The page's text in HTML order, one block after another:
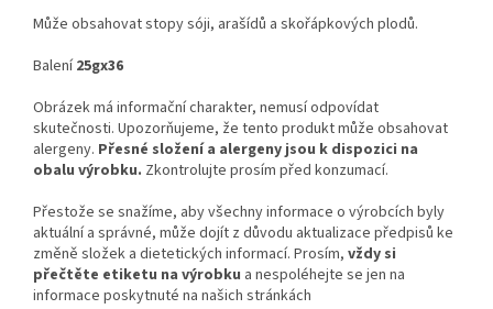
Může obsahovat stopy sóji, arašídů a skořápkových plodů.
Balení 25gx36
Obrázek má informační charakter, nemusí odpovídat
skutečnosti. Upozorňujeme, že tento produkt může obsahovat
alergeny. Přesné složení a alergeny jsou k dispozici na
obalu výrobku. Zkontrolujte prosím před konzumací.
Přestože se snažíme, aby všechny informace o výrobcích byly
aktuální a správné, může dojít z důvodu aktualizace předpisů ke
změně složek a dietetických informací. Prosím, vždy si
přečtěte etiketu na výrobku a nespoléhejte se jen na
informace poskytnuté na našich stránkách